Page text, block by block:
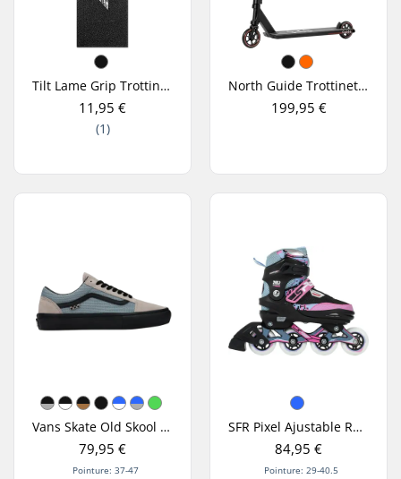
Tilt Lame Grip Trottinette Freestyle
11,95 €
(1)
North Guide Trottinette Freestyle
199,95 €
Vans Skate Old Skool Chaussures Skate
79,95 €
Pointure: 37-47
SFR Pixel Ajustable Roller Fille
84,95 €
Pointure: 29-40.5